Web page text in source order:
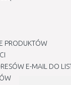
PRODUKTÓW
E-MAIL DO